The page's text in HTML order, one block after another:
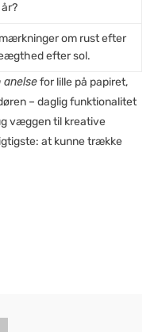
om rust efter
efter sol.
anelsefor lille på papiret,
– daglig funktionalitet
væggen til kreative
at kunne trække